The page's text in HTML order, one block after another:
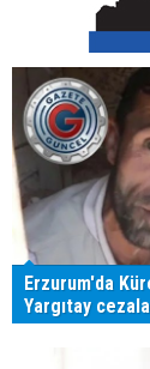
Erzurum'da
Yargıtay